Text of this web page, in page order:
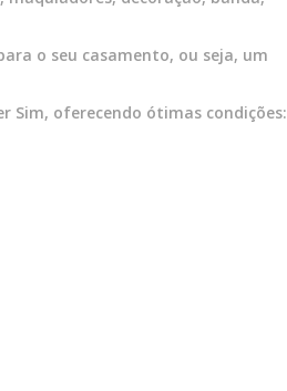
o seu casamento, ou seja, um
Sim, oferecendo ótimas condições: